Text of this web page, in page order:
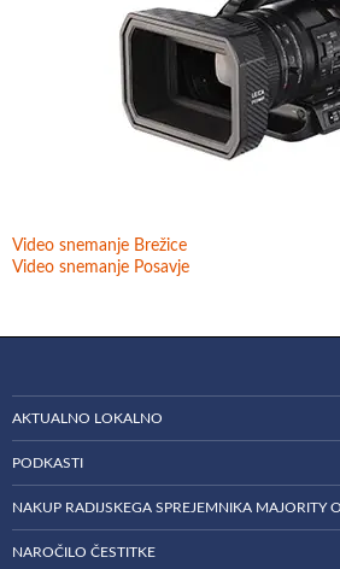
Video snemanje Brežice
Video snemanje Posavje
AKTUALNO LOKALNO
PODKASTI
NAKUP RADIJSKEGA SPREJEMNIKA MAJORITY
NAROČILO ČESTITKE